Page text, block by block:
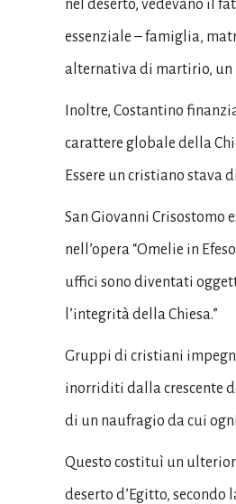
nel deserto, vedevano il
essenziale – famiglia,
alternativa di martirio, un
Inoltre, Costantino
carattere globale della
Essere un cristiano stava
San Giovanni Crisostomo
nell’opera “Omelie in
uffici sono diventati
l’integrità della Chiesa.”
Gruppi di cristiani
inorriditi dalla crescente
di un naufragio da cui
Questo costituì un
deserto d’Egitto,